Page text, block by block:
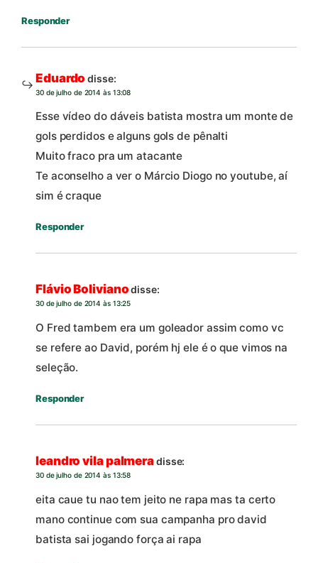
Responder
Eduardo disse:
30 de julho de 2014 às 13:08
Esse vídeo do dáveis batista mostra um monte de
gols perdidos e alguns gols de pênalti
Muito fraco pra um atacante
Te aconselho a ver o Márcio Diogo no youtube, aí
sim é craque
Responder
Flávio Bolivianodisse:
30 de julho de 2014 às 13:25
O Fred tambem era um goleador assim como vc
se refere ao David, porém hj ele é o que vimos na
seleção.
Responder
leandro vila palmeradisse:
30 de julho de 2014 às 13:58
eita caue tu nao tem jeito ne rapa mas ta certo
mano continue com sua campanha pro david
batista sai jogando força ai rapa